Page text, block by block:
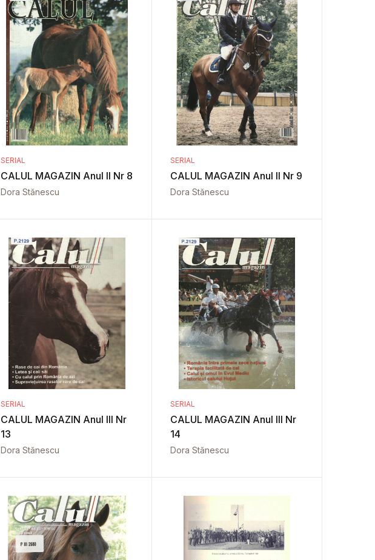
SERIAL
CALUL MAGAZIN Anul II Nr 8
Dora Stănescu
SERIAL
CALUL MAGAZIN Anul II Nr 9
Dora Stănescu
SERIAL
CALUL MAGAZIN Anul III Nr
13
Dora Stănescu
SERIAL
CALUL MAGAZIN Anul III Nr
14
Dora Stănescu